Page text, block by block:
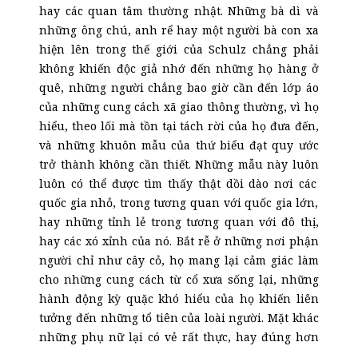
hay cácquan tâm thường nhật. Những bà dì và
những ông chú, anh rể hay một người bà con xa
hiện lên trong thế giới của Schulz chẳng phải
không khiến độc giả nhớ đến những họ hàng ở
quê, những người chẳng bao giờ cần đến lớp áo
của những cung cách xã giao thông thường, vì họ
hiểu, theo lối mà tồn tại tách rời của họ đưa đến,
và những khuôn mẫu của thứ biểu đạt quy ước
trở thành không cần thiết. Những mẫu này luôn
luôn có thể được tìm thấy thật dồi dào nơi các
quốc gia nhỏ, trong tương quan với quốc gia lớn,
hay những tỉnh lẻ trong tương quan với đô thị,
hay các xó xỉnh của nó. Bắt rễ ở những nơi phận
người chỉ như cây cỏ, họ mang lại cảm giác làm
cho những cung cách từ cổ xưa sống lại, những
hành động kỳ quặc khó hiểu của họ khiến liên
tưởng đến những tổ tiên của loài người. Mặt khác
những phụ nữ lại có vẻ rất thực, hay đúng hơn